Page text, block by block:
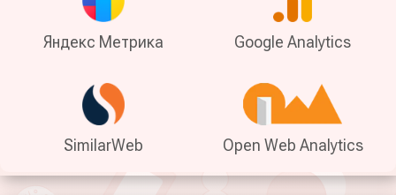
Яндекс Метрика Google Analytics
SimilarWeb Open Web Analytics